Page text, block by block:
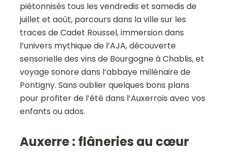
piétonnisés tous les vendredis et samedis de
juillet et août, parcours dans la ville sur les
traces de Cadet Roussel, immersion dans
l’univers mythique de l’AJA, découverte
sensorielle des vins de Bourgogne à Chablis, et
voyage sonore dans l’abbaye millénaire de
Pontigny. Sans oublier quelques bons plans
pour profiter de l’été dans l’Auxerrois avec vos
enfants ou ados.
Auxerre : flâneries au cœur